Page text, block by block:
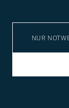
NUR
Wenden Sie sich
STILBERATUNG